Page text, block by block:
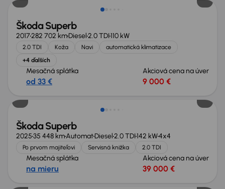
Škoda Superb
2017282 702 kmDiesel2.0 TDI110 kW
2.0 TDI Koža Navi
automatická klimatizace
+4 ďalších
Mesačná splátka
od 33 €
Akciová cena na úver
9 000 €
Ušetríte 15 200 €
Škoda Superb
202535 448 kmAutomatDiesel2.0 TDI142 kW4x4
Po prvom majiteľovi Servisná knižka 2.0 TDI
Mesačná splátka
na mieru
Akciová cena na úver
39 000 €
Ušetríte 19 105 €